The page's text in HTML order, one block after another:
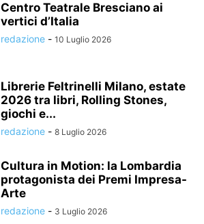
Centro Teatrale Bresciano ai
vertici d’Italia
redazione - 10 Luglio 2026
Librerie Feltrinelli Milano, estate
2026 tra libri, Rolling Stones,
giochi e...
redazione - 8 Luglio 2026
Cultura in Motion: la Lombardia
protagonista dei Premi Impresa-
Arte
redazione - 3 Luglio 2026